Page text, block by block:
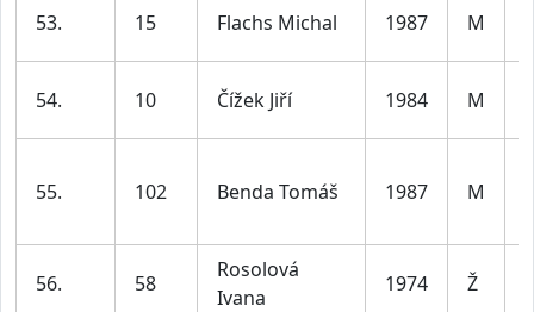
53. 15 Flachs Michal 1987 M
54. 10 Čížek Jiří 1984 M
55. 102 Benda Tomáš 1987 M
56. 58
Rosolová
Ivana
1974 Ž